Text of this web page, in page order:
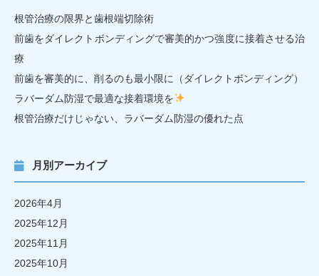
根管治療の限界と歯根端切除術
前歯をダイレクトボンディングで審美的かつ強度に接着させる治
療
前歯を審美的に、削るのも最小限に（ダイレクトボンディング）
ラバーダム防湿で最適な接着環境を
根管治療だけじゃない、ラバーダム防湿の優れた点
月別アーカイブ
2026年4月
2025年12月
2025年11月
2025年10月